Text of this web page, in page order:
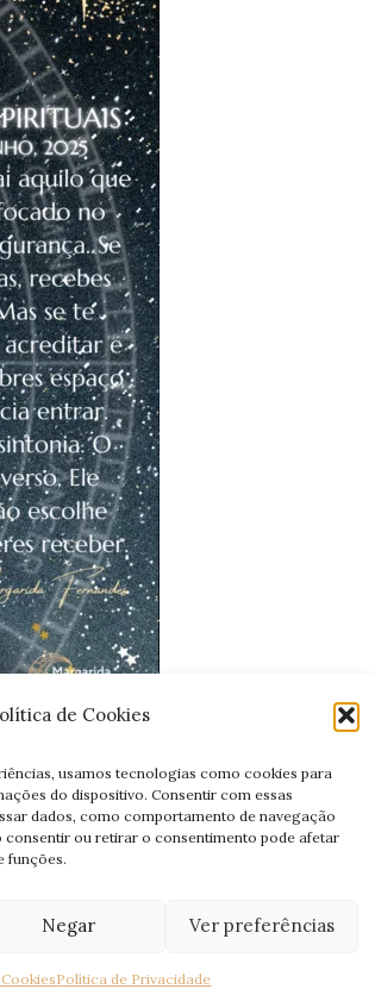
de Cookies
usamos tecnologias como cookies para
do dispositivo. Consentir com essas
dados, como comportamento de navegação
consentir ou retirar o consentimento pode afetar
funções.
Negar Ver preferências
Política de Privacidade
me.
Especial , trazida pelosSeres
nesta jornada.